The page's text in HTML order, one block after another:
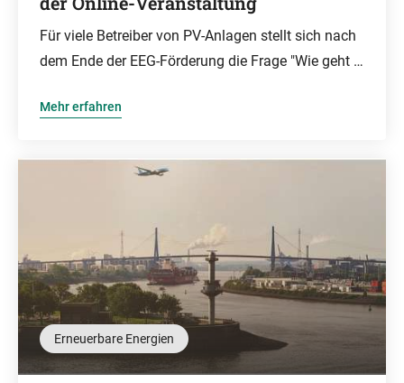
Für viele Betreiber von PV-Anlagen stellt sich nach
dem Ende der EEG-Förderung die Frage "Wie geht …
Mehr erfahren
Erneuerbare Energien